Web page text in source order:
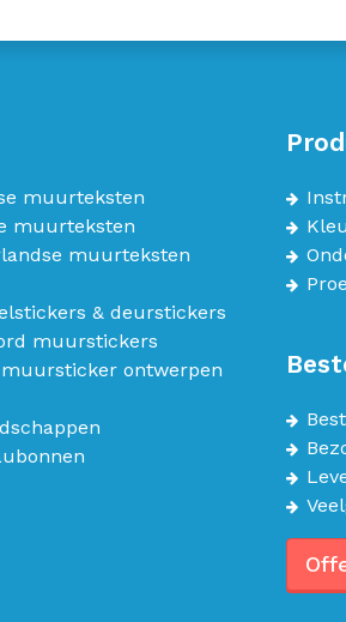
muurteksten
muurteksten
muurteksten
& deurstickers
muurstickers
muursticker ontwerpen